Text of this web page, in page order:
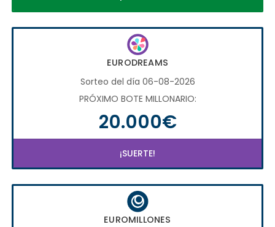
EURODREAMS
Sorteo del día 06-08-2026
PRÓXIMO BOTE MILLONARIO:
20.000€
¡SUERTE!
EUROMILLONES